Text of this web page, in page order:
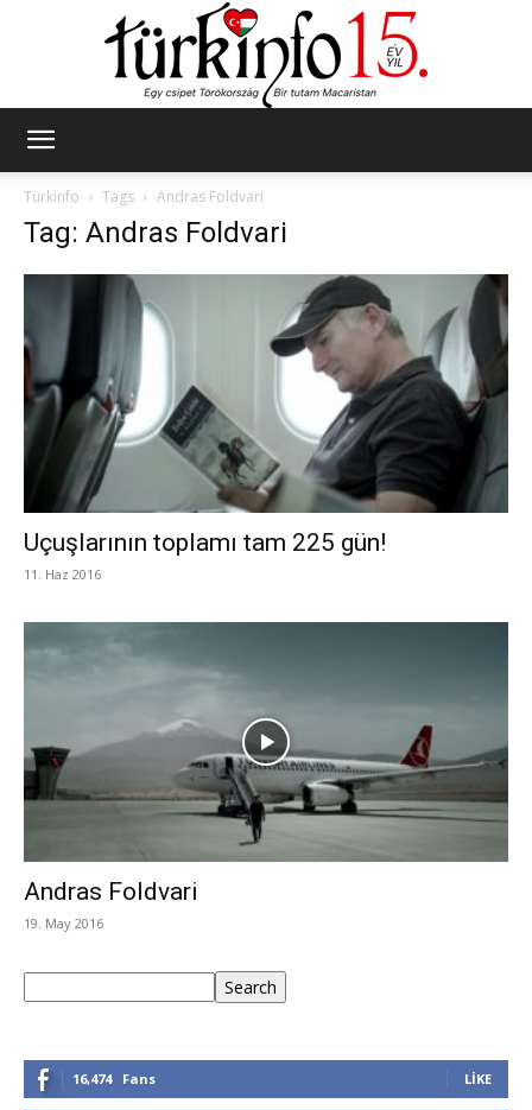
Türkinfo
Tags Andras Foldvari
Tag: Andras Foldvari
Uçuşlarının toplamı tam 225 gün!
11. Haz 2016
Andras Foldvari
19. May 2016
Search
16,474 Fans LIKE